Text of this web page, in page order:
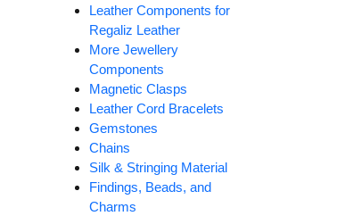
Leather Components for
Regaliz Leather
More Jewellery
Components
Magnetic Clasps
Leather Cord Bracelets
Gemstones
Chains
Silk & Stringing Material
Findings, Beads, and
Charms